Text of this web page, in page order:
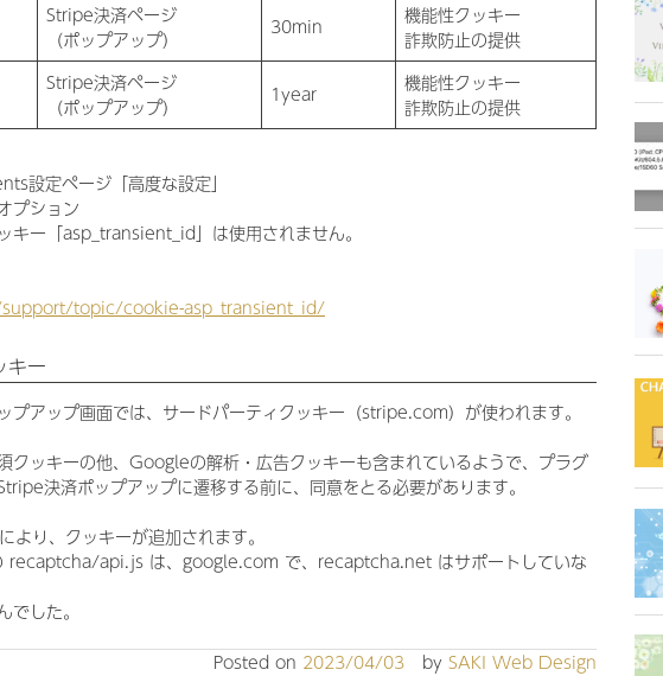
Stripe決済ページ
（ポップアップ）
30min
機能性クッキー
詐欺防止の提供
Stripe決済ページ
（ポップアップ）
1year
機能性クッキー
詐欺防止の提供
定ページ「高度な設定」
プション
ー「asp_transient_id」は使用されません。
topic/cookie-asp_transient_id/
キー
プアップ画面では、サードパーティクッキー（stripe.com）が使われます。
クッキーの他、Googleの解析・広告クッキーも含まれているようで、プラグ
決済ポップアップに遷移する前に、同意をとる必要があります。
り、クッキーが追加されます。
api.js は、google.com で、recaptcha.net はサポートしていな
した。
Posted on 2023/04/03 by SAKI Web Design